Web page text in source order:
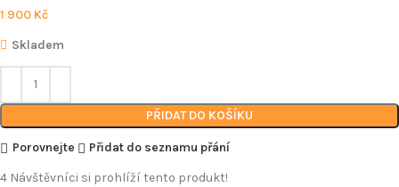
1 900 Kč
Skladem
PŘIDAT DO KOŠÍKU
Porovnejte
Přidat do seznamu přání
4 Návštěvníci si prohlíží tento produkt!